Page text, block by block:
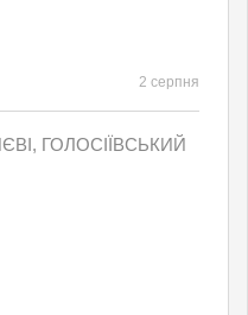
2 серпня
ГОЛОСІЇВСЬКИЙ